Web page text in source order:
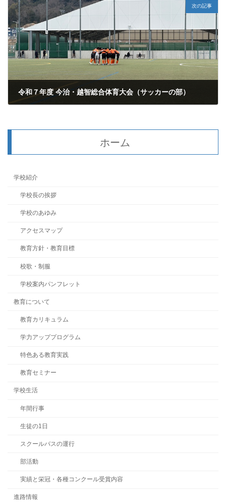
次の記事
令和７年度 今治・越智総合体育大会（サッカーの部）
ホーム
学校紹介
学校長の挨拶
学校のあゆみ
アクセスマップ
教育方針・教育目標
校歌・制服
学校案内パンフレット
教育について
教育カリキュラム
学力アッププログラム
特色ある教育実践
教育セミナー
学校生活
年間行事
生徒の1日
スクールバスの運行
部活動
実績と栄冠・各種コンクール受賞内容
進路情報